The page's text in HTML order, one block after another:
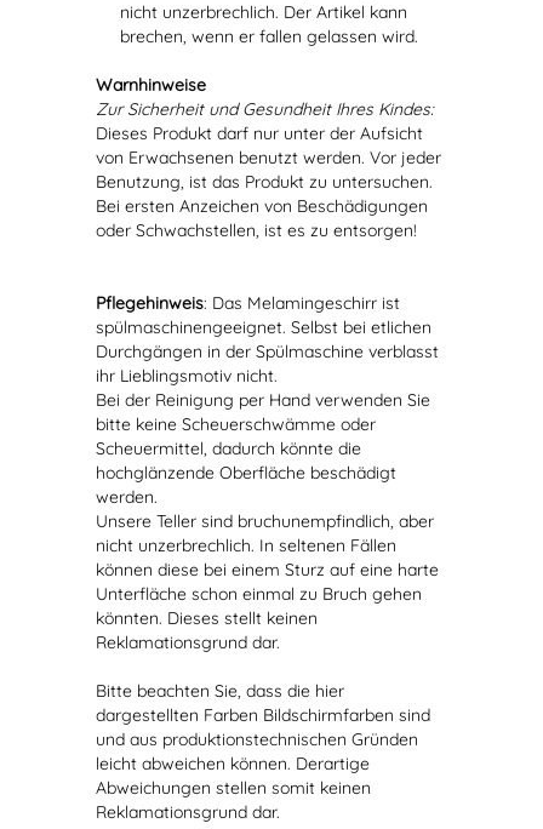
nicht unzerbrechlich. Der Artikel kann
brechen, wenn er fallen gelassen wird.
Warnhinweise
Zur Sicherheit und Gesundheit Ihres Kindes:
Dieses Produkt darf nur unter der Aufsicht
von Erwachsenen benutzt werden. Vor jeder
Benutzung, ist das Produkt zu untersuchen.
Bei ersten Anzeichen von Beschädigungen
oder Schwachstellen, ist es zu entsorgen!
Pflegehinweis: Das Melamingeschirr ist
spülmaschinengeeignet. Selbst bei etlichen
Durchgängen in der Spülmaschine verblasst
ihr Lieblingsmotiv nicht.
Bei der Reinigung per Hand verwenden Sie
bitte keine Scheuerschwämme oder
Scheuermittel, dadurch könnte die
hochglänzende Oberfläche beschädigt
werden.
Unsere Teller sind bruchunempfindlich, aber
nicht unzerbrechlich. In seltenen Fällen
können diese bei einem Sturz auf eine harte
Unterfläche schon einmal zu Bruch gehen
könnten. Dieses stellt keinen
Reklamationsgrund dar.
Bitte beachten Sie, dass die hier
dargestellten Farben Bildschirmfarben sind
und aus produktionstechnischen Gründen
leicht abweichen können. Derartige
Abweichungen stellen somit keinen
Reklamationsgrund dar.